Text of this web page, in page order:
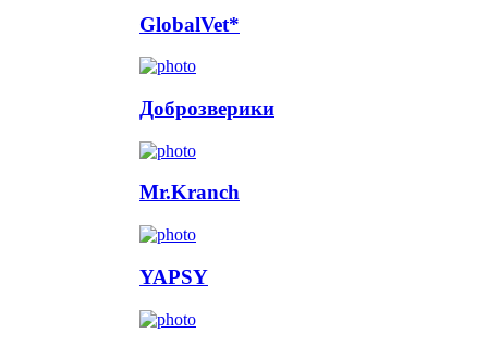
GlobalVet*
Доброзверики
Mr.Kranch
YAPSY